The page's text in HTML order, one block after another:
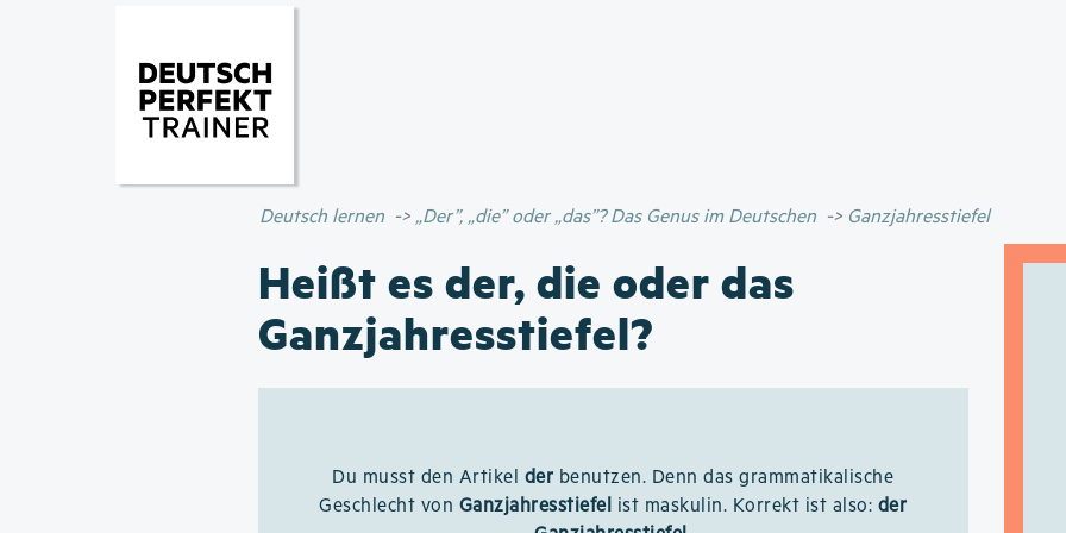
Deutsch lernen „Der”, „die” oder „das”? Das Genus im Deutschen Ganzjahresstiefel
Heißt es der, die oder das
Ganzjahresstiefel?
Du musst den Artikel der benutzen. Denn das grammatikalische
Geschlecht von Ganzjahresstiefel ist maskulin. Korrekt ist also: der